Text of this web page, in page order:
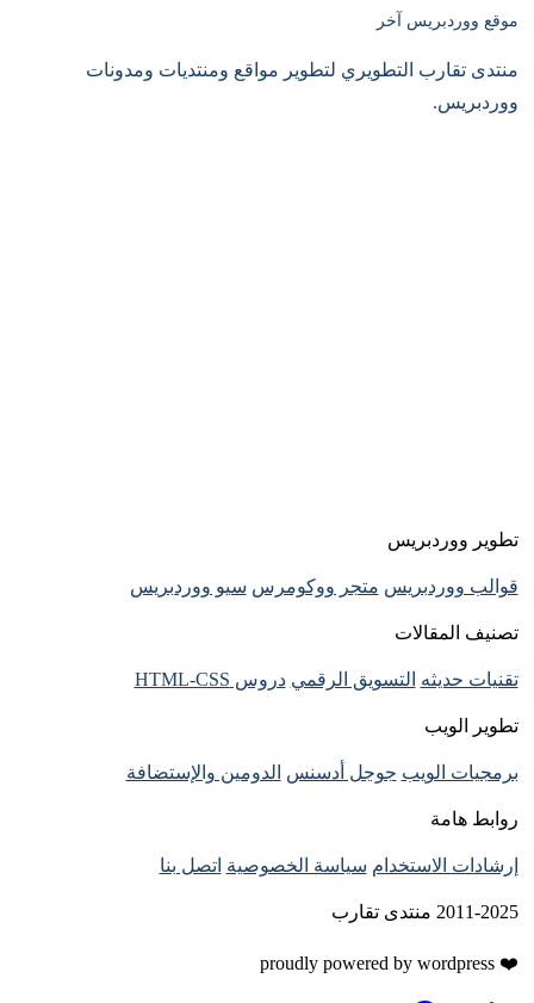
موقع ووردبريس آخر
منتدى تقارب التطويري لتطوير مواقع ومنتديات ومدونات
ووردبريس.
تطوير ووردبريس
قوالب ووردبريس متجر ووكومرس سيو ووردبريس
تصنيف المقالات
تقنيات حديثه التسويق الرقمي دروس HTML-CSS
تطوير الويب
برمجيات الويب جوجل أدسنس الدومين والإستضافة
روابط هامة
إرشادات الاستخدام سياسة الخصوصية اتصل بنا
2011-2025 منتدى تقارب
❤️ proudly powered by wordpress